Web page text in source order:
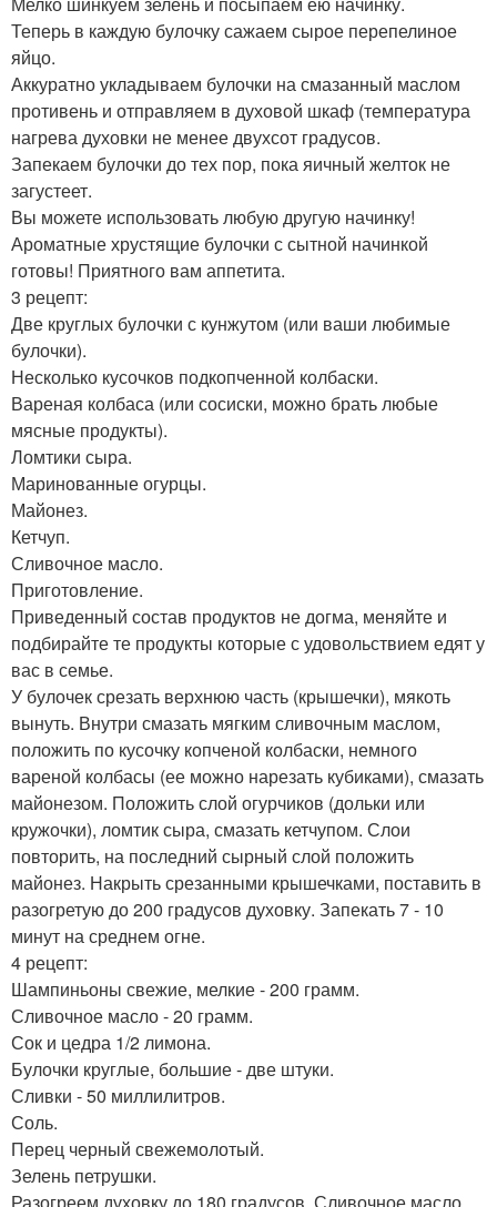
Теперь в каждую булочку сажаем сырое перепелиное
яйцо.
Аккуратно укладываем булочки на смазанный маслом
противень и отправляем в духовой шкаф (температура
нагрева духовки не менее двухсот градусов.
Запекаем булочки до тех пор, пока яичный желток не
загустеет.
Вы можете использовать любую другую начинку!
Ароматные хрустящие булочки с сытной начинкой
готовы! Приятного вам аппетита.
3 рецепт:
Две круглых булочки с кунжутом (или ваши любимые
булочки).
Несколько кусочков подкопченной колбаски.
Вареная колбаса (или сосиски, можно брать любые
мясные продукты).
Ломтики сыра.
Маринованные огурцы.
Майонез.
Кетчуп.
Сливочное масло.
Приготовление.
Приведенный состав продуктов не догма, меняйте и
подбирайте те продукты которые с удовольствием едят у
вас в семье.
У булочек срезать верхнюю часть (крышечки), мякоть
вынуть. Внутри смазать мягким сливочным маслом,
положить по кусочку копченой колбаски, немного
вареной колбасы (ее можно нарезать кубиками), смазать
майонезом. Положить слой огурчиков (дольки или
кружочки), ломтик сыра, смазать кетчупом. Слои
повторить, на последний сырный слой положить
майонез. Накрыть срезанными крышечками, поставить в
разогретую до 200 градусов духовку. Запекать 7 - 10
минут на среднем огне.
4 рецепт:
Шампиньоны свежие, мелкие - 200 грамм.
Сливочное масло - 20 грамм.
Сок и цедра 1/2 лимона.
Булочки круглые, большие - две штуки.
Сливки - 50 миллилитров.
Соль.
Перец черный свежемолотый.
Зелень петрушки.